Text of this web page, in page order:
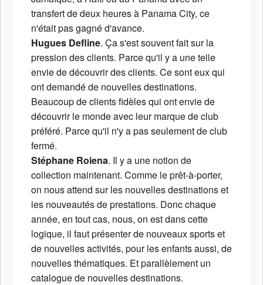
transfert de deux heures à Panama City, ce
n'était pas gagné d'avance.
Hugues Defline. Ça s'est souvent fait sur la
pression des clients. Parce qu'il y a une telle
envie de découvrir des clients. Ce sont eux qui
ont demandé de nouvelles destinations.
Beaucoup de clients fidèles qui ont envie de
découvrir le monde avec leur marque de club
préféré. Parce qu'il n'y a pas seulement de club
fermé.
Stéphane Roiena. Il y a une notion de
collection maintenant. Comme le prêt-à-porter,
on nous attend sur les nouvelles destinations et
les nouveautés de prestations. Donc chaque
année, en tout cas, nous, on est dans cette
logique, il faut présenter de nouveaux sports et
de nouvelles activités, pour les enfants aussi, de
nouvelles thématiques. Et parallèlement un
catalogue de nouvelles destinations.